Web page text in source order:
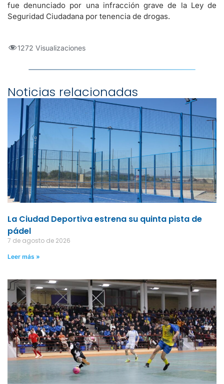
fue denunciado por una infracción grave de la Ley de
Seguridad Ciudadana por tenencia de drogas.
1272 Visualizaciones
Noticias relacionadas
La Ciudad Deportiva estrena su quinta pista de
pádel
7 de agosto de 2026
Leer más »